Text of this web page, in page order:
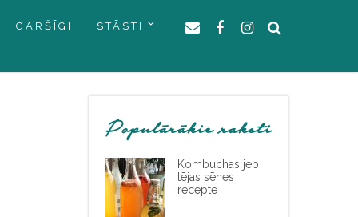
GARŠĪGI STĀSTI
Populārākie raksti
Kombuchas jeb
tējas sēnes
recepte